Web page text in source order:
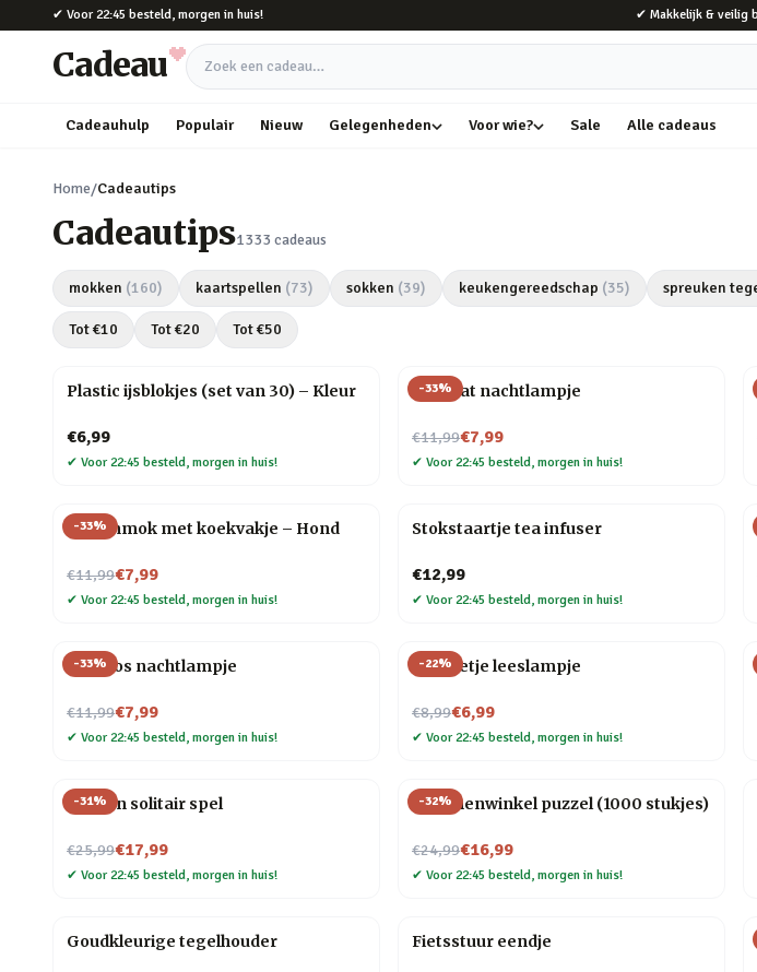
Naar hoofdinhoud
✔ Voor 22:45 besteld, morgen in huis! ✔ Makkelijk & veilig
Cadeau Zoek een cadeau
Cadeauhulp Populair Nieuw Gelegenheden Voor wie? Sale Alle cadeaus
Home/Cadeautips
Cadeautips1333 cadeaus
mokken (160) kaartspellen (73) sokken (39) keukengereedschap (35) spreuken
Tot €10 Tot €20 Tot €50
Plastic ijsblokjes (set van 30) – Kleur
€6,99
✔ Voor 22:45 besteld, morgen in huis!
-33%
Mini kat nachtlampje
€11,99
Nu voor€7,99
✔ Voor 22:45 besteld, morgen in huis!
-33%
Dierenmok met koekvakje – Hond
€11,99
Nu voor€7,99
✔ Voor 22:45 besteld, morgen in huis!
Stokstaartje tea infuser
€12,99
✔ Voor 22:45 besteld, morgen in huis!
-33%
Mini vos nachtlampje
€11,99
Nu voor€7,99
✔ Voor 22:45 besteld, morgen in huis!
-22%
Mannetje leeslampje
€8,99
Nu voor€6,99
✔ Voor 22:45 besteld, morgen in huis!
-31%
Houten solitair spel
€25,99
Nu voor€17,99
✔ Voor 22:45 besteld, morgen in huis!
-32%
Bloemenwinkel puzzel (1000 stukjes)
€24,99
Nu voor€16,99
✔ Voor 22:45 besteld, morgen in huis!
Goudkleurige tegelhouder Fietsstuur eendje